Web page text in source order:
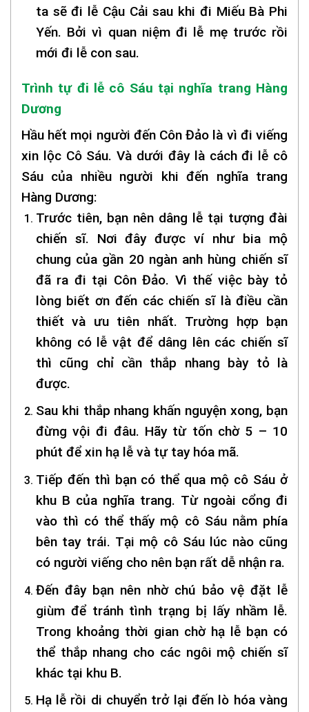
ta sẽ đi lễ Cậu Cải sau khi đi Miếu Bà Phi
Yến. Bởi vì quan niệm đi lễ mẹ trước rồi
mới đi lễ con sau.
Trình tự đi lễ cô Sáu tại nghĩa trang Hàng
Dương
Hầu hết mọi người đến Côn Đảo là vì đi viếng
xin lộc Cô Sáu. Và dưới đây là cách đi lễ cô
Sáu của nhiều người khi đến nghĩa trang
Hàng Dương:
Trước tiên, bạn nên dâng lễ tại tượng đài
chiến sĩ. Nơi đây được ví như bia mộ
chung của gần 20 ngàn anh hùng chiến sĩ
đã ra đi tại Côn Đảo. Vì thế việc bày tỏ
lòng biết ơn đến các chiến sĩ là điều cần
thiết và ưu tiên nhất. Trường hợp bạn
không có lễ vật để dâng lên các chiến sĩ
thì cũng chỉ cần thắp nhang bày tỏ là
được.
Sau khi thắp nhang khấn nguyện xong, bạn
đừng vội đi đâu. Hãy từ tốn chờ 5 – 10
phút để xin hạ lễ và tự tay hóa mã.
Tiếp đến thì bạn có thể qua mộ cô Sáu ở
khu B của nghĩa trang. Từ ngoài cổng đi
vào thì có thể thấy mộ cô Sáu nằm phía
bên tay trái. Tại mộ cô Sáu lúc nào cũng
có người viếng cho nên bạn rất dễ nhận ra.
Đến đây bạn nên nhờ chú bảo vệ đặt lễ
giùm để tránh tình trạng bị lấy nhầm lễ.
Trong khoảng thời gian chờ hạ lễ bạn có
thể thắp nhang cho các ngôi mộ chiến sĩ
khác tại khu B.
Hạ lễ rồi di chuyển trở lại đến lò hóa vàng